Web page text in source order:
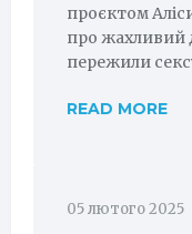
проєктом
про жахливий
пережили
READ MORE
05 лютого 2025